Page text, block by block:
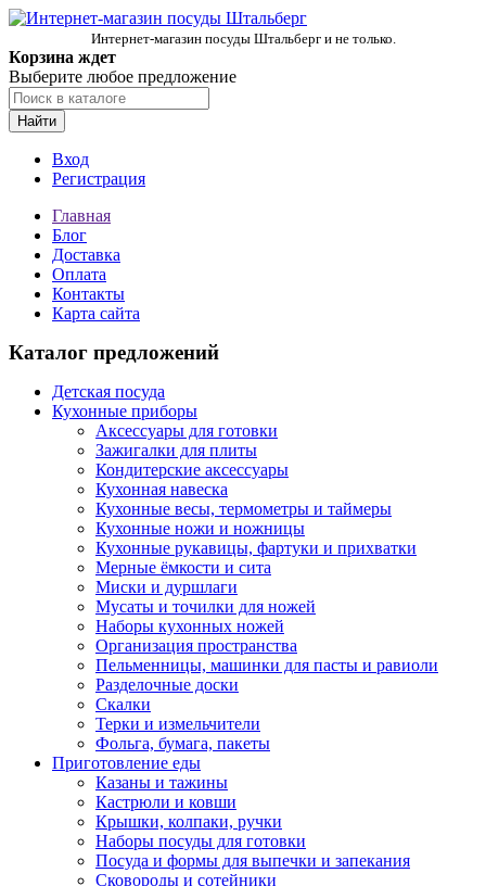
Интернет-магазин посуды Штальберг и не только.
Корзина ждет
Выберите любое предложение
Найти
Вход
Регистрация
Главная
Блог
Доставка
Оплата
Контакты
Карта сайта
Каталог предложений
Детская посуда
Кухонные приборы
Аксессуары для готовки
Зажигалки для плиты
Кондитерские аксессуары
Кухонная навеска
Кухонные весы, термометры и таймеры
Кухонные ножи и ножницы
Кухонные рукавицы, фартуки и прихватки
Мерные ёмкости и сита
Миски и дуршлаги
Мусаты и точилки для ножей
Наборы кухонных ножей
Организация пространства
Пельменницы, машинки для пасты и равиоли
Разделочные доски
Скалки
Терки и измельчители
Фольга, бумага, пакеты
Приготовление еды
Казаны и тажины
Кастрюли и ковши
Крышки, колпаки, ручки
Наборы посуды для готовки
Посуда и формы для выпечки и запекания
Сковороды и сотейники